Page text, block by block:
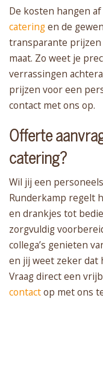
De kosten hangen
cateringen de
transparante
maat. Zo weet je
verrassingen
prijzen voor een
contact met ons op.
Offerte
catering?
Wil jij een
Runderkamp regelt
en drankjes tot
zorgvuldig
collega’s genieten
en jij weet zeker dat
Vraag direct een
contactop met ons